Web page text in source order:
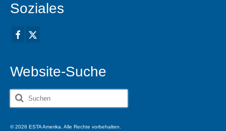
Soziales
Website-Suche
Suche
nach:
© 2026 ESTA Amerika. Alle Rechte vorbehalten.